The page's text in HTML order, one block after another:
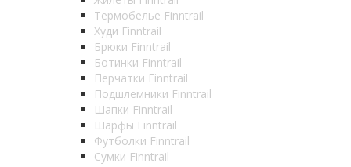
Термобелье Finntrail
Худи Finntrail
Брюки Finntrail
Ботинки Finntrail
Перчатки Finntrail
Подшлемники Finntrail
Шапки Finntrail
Шарфы Finntrail
Футболки Finntrail
Сумки Finntrail